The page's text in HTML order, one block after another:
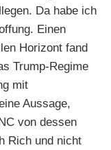
Da habe ich
Einen
Horizont fand
Trump-Regime
mit
Aussage,
von dessen
Rich und nicht